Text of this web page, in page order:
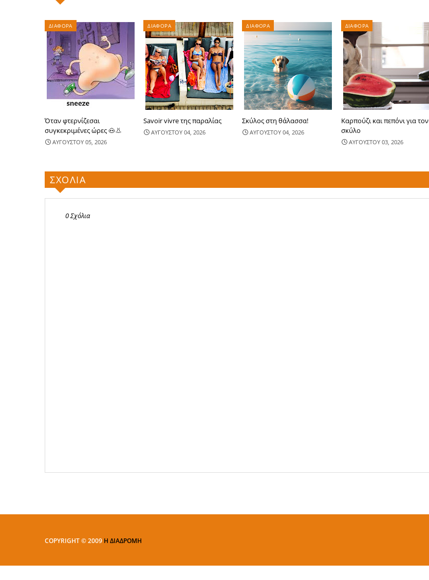
ΔΙΑΦΟΡΑ
Όταν φτερνίζεσαι
συγκεκριμένες ώρες 🐽👃
ΑΥΓΟΥΣΤΟΥ 05, 2026
ΔΙΑΦΟΡΑ
Savoir vivre της παραλίας
ΑΥΓΟΥΣΤΟΥ 04, 2026
ΔΙΑΦΟΡΑ
Σκύλος στη θάλασσα!
ΑΥΓΟΥΣΤΟΥ 04, 2026
ΔΙΑΦΟΡΑ
Καρπούζι και πεπόνι για τον
σκύλο
ΑΥΓΟΥΣΤΟΥ 03, 2026
ΣΧΟΛΙΑ
0 Σχόλια
COPYRIGHT © 2009 Η ΔΙΑΔΡΟΜΗ